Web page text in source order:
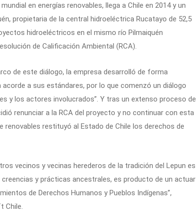
en energías renovables, llega a Chile en 2014 y un
propietaria de la central hidroeléctrica Rucatayo de 52,5
hidroeléctricos en el mismo río Pilmaiquén
de Calificación Ambiental (RCA).
de este diálogo, la empresa desarrolló de forma
a sus estándares, por lo que comenzó un diálogo
y los actores involucrados”. Y tras un extenso proceso de
renunciar a la RCA del proyecto y no continuar con esta
renovables restituyó al Estado de Chile los derechos de
vecinos y vecinas herederos de la tradición del Lepun es
y prácticas ancestrales, es producto de un actuar
de Derechos Humanos y Pueblos Indígenas”,
Chile.